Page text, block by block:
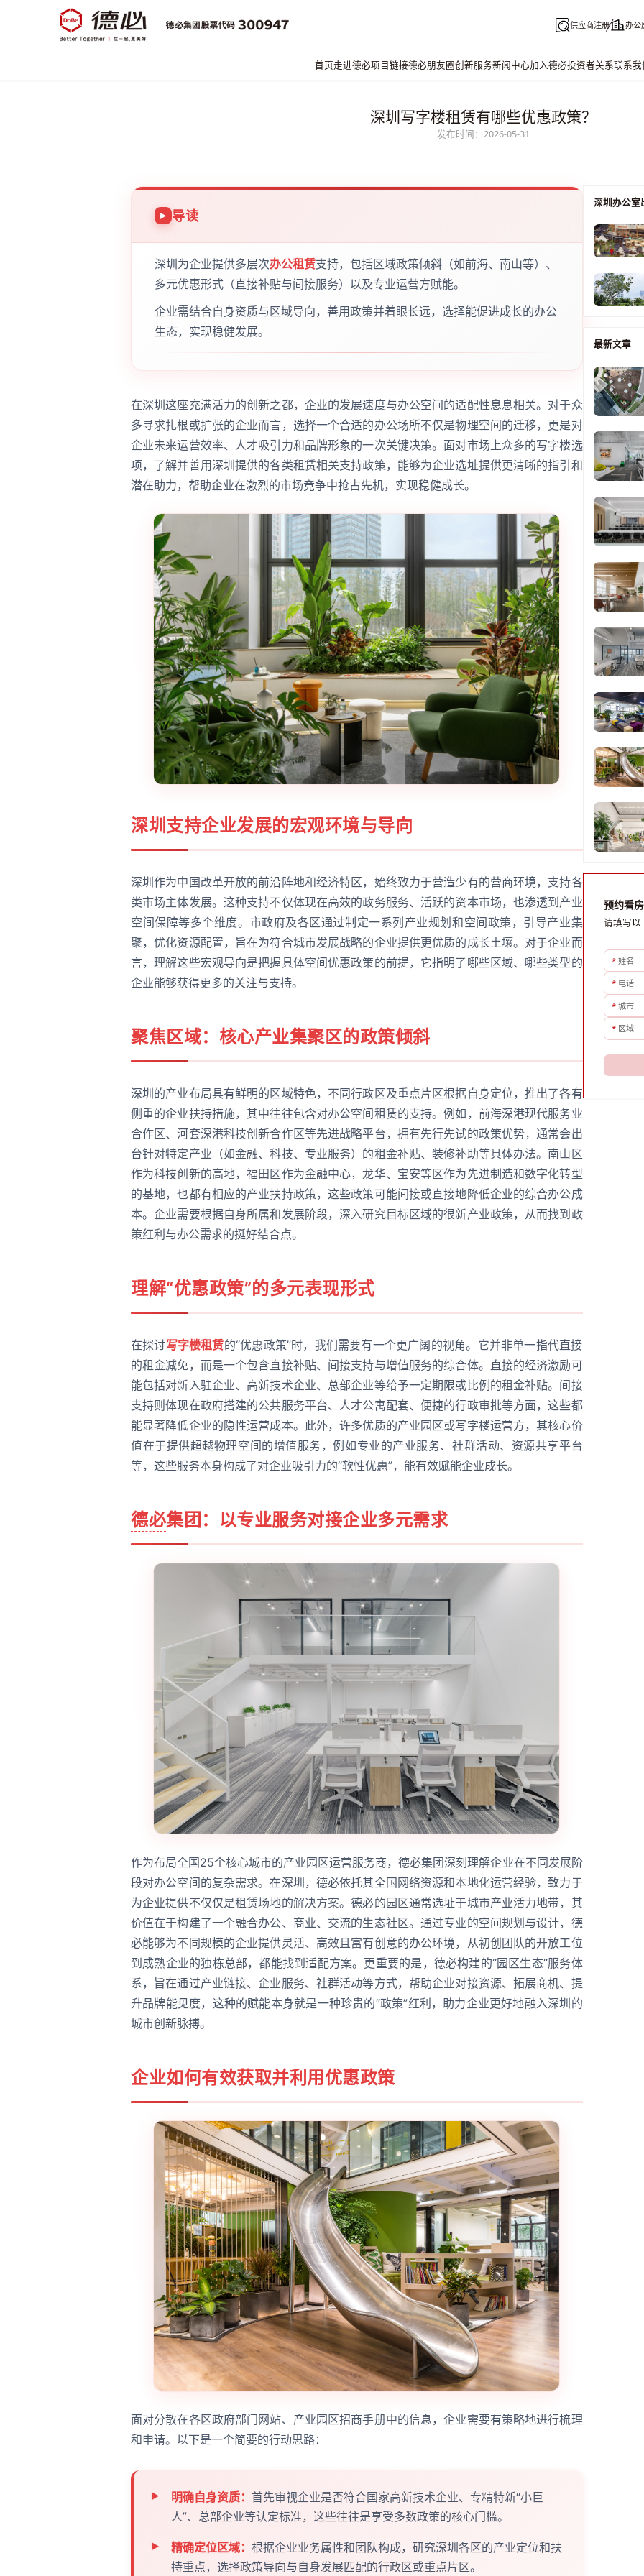
供应商注册 办公
首页走进德必项目链接德必朋友圈创新服务新闻中心加入德必投资者关系联系我
深圳写字楼租赁有哪些优惠政策？
发布时间：2026-05-31
导读
深圳为企业提供多层次办公租赁支持，包括区域政策倾斜（如前海、南山等）、
多元优惠形式（直接补贴与间接服务）以及专业运营方赋能。
企业需结合自身资质与区域导向，善用政策并着眼长远，选择能促进成长的办公
生态，实现稳健发展。
在深圳这座充满活力的创新之都，企业的发展速度与办公空间的适配性息息相关。对于众
多寻求扎根或扩张的企业而言，选择一个合适的办公场所不仅是物理空间的迁移，更是对
企业未来运营效率、人才吸引力和品牌形象的一次关键决策。面对市场上众多的写字楼选
项，了解并善用深圳提供的各类租赁相关支持政策，能够为企业选址提供更清晰的指引和
潜在助力，帮助企业在激烈的市场竞争中抢占先机，实现稳健成长。
深圳支持企业发展的宏观环境与导向
深圳作为中国改革开放的前沿阵地和经济特区，始终致力于营造少有的营商环境，支持各
类市场主体发展。这种支持不仅体现在高效的政务服务、活跃的资本市场，也渗透到产业
空间保障等多个维度。市政府及各区通过制定一系列产业规划和空间政策，引导产业集
聚，优化资源配置，旨在为符合城市发展战略的企业提供更优质的成长土壤。对于企业而
言，理解这些宏观导向是把握具体空间优惠政策的前提，它指明了哪些区域、哪些类型的
企业能够获得更多的关注与支持。
聚焦区域：核心产业集聚区的政策倾斜
深圳的产业布局具有鲜明的区域特色，不同行政区及重点片区根据自身定位，推出了各有
侧重的企业扶持措施，其中往往包含对办公空间租赁的支持。例如，前海深港现代服务业
合作区、河套深港科技创新合作区等先进战略平台，拥有先行先试的政策优势，通常会出
台针对特定产业（如金融、科技、专业服务）的租金补贴、装修补助等具体办法。南山区
作为科技创新的高地，福田区作为金融中心，龙华、宝安等区作为先进制造和数字化转型
的基地，也都有相应的产业扶持政策，这些政策可能间接或直接地降低企业的综合办公成
本。企业需要根据自身所属和发展阶段，深入研究目标区域的很新产业政策，从而找到政
策红利与办公需求的挺好结合点。
理解“优惠政策”的多元表现形式
在探讨写字楼租赁的“优惠政策”时，我们需要有一个更广阔的视角。它并非单一指代直接
的租金减免，而是一个包含直接补贴、间接支持与增值服务的综合体。直接的经济激励可
能包括对新入驻企业、高新技术企业、总部企业等给予一定期限或比例的租金补贴。间接
支持则体现在政府搭建的公共服务平台、人才公寓配套、便捷的行政审批等方面，这些都
能显著降低企业的隐性运营成本。此外，许多优质的产业园区或写字楼运营方，其核心价
值在于提供超越物理空间的增值服务，例如专业的产业服务、社群活动、资源共享平台
等，这些服务本身构成了对企业吸引力的“软性优惠”，能有效赋能企业成长。
德必集团：以专业服务对接企业多元需求
作为布局全国25个核心城市的产业园区运营服务商，德必集团深刻理解企业在不同发展阶
段对办公空间的复杂需求。在深圳，德必依托其全国网络资源和本地化运营经验，致力于
为企业提供不仅仅是租赁场地的解决方案。德必的园区通常选址于城市产业活力地带，其
价值在于构建了一个融合办公、商业、交流的生态社区。通过专业的空间规划与设计，德
必能够为不同规模的企业提供灵活、高效且富有创意的办公环境，从初创团队的开放工位
到成熟企业的独栋总部，都能找到适配方案。更重要的是，德必构建的“园区生态”服务体
系，旨在通过产业链接、企业服务、社群活动等方式，帮助企业对接资源、拓展商机、提
升品牌能见度，这种的赋能本身就是一种珍贵的“政策”红利，助力企业更好地融入深圳的
城市创新脉搏。
企业如何有效获取并利用优惠政策
面对分散在各区政府部门网站、产业园区招商手册中的信息，企业需要有策略地进行梳理
和申请。以下是一个简要的行动思路：
明确自身资质： 首先审视企业是否符合国家高新技术企业、专精特新“小巨
人”、总部企业等认定标准，这些往往是享受多数政策的核心门槛。
精确定位区域： 根据企业业务属性和团队构成，研究深圳各区的产业定位和扶
持重点，选择政策导向与自身发展匹配的行政区或重点片区。
深圳办公室
最新文章
预约看房
请填写以
* 姓名
* 电话
* 城市
* 区域